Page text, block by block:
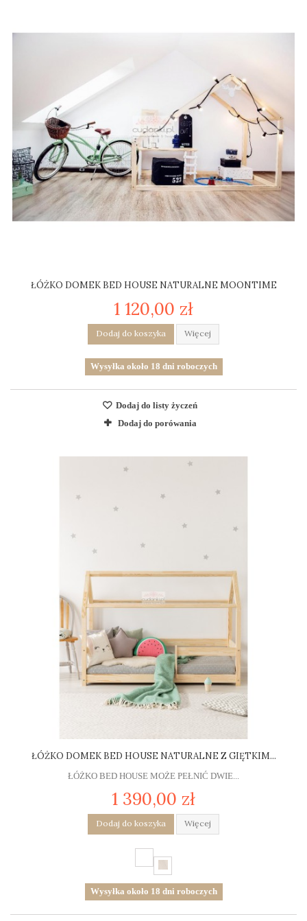
ŁÓŻKO DOMEK BED HOUSE NATURALNE MOONTIME
1 120,00 zł
Dodaj do koszyka Więcej
Wysyłka około 18 dni roboczych
Dodaj do listy życzeń
Dodaj do porówania
ŁÓŻKO DOMEK BED HOUSE NATURALNE Z GIĘTKIM...
ŁÓŻKO BED HOUSE MOŻE PEŁNIĆ DWIE...
1 390,00 zł
Dodaj do koszyka Więcej
Wysyłka około 18 dni roboczych